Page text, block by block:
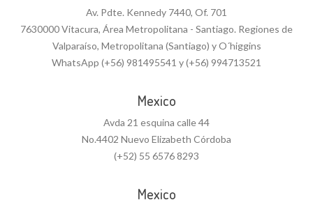
Av. Pdte. Kennedy 7440, Of. 701
7630000 Vitacura, Área Metropolitana - Santiago. Regiones de
Valparaíso, Metropolitana (Santiago) y O´higgins
WhatsApp (+56) 981495541 y (+56) 994713521
Mexico
Avda 21 esquina calle 44
No.4402 Nuevo Elizabeth Córdoba
(+52) 55 6576 8293
Mexico